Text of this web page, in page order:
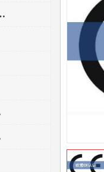
认证